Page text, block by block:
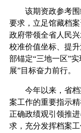
该期资政参考
要求，立足馆藏档
政府带领全省人民
校准价值坐标、提
部锚定“三地一区”
展”目标奋力前行。
今年以来，省
案工作的重要指示
正确政绩观引领推
求，充分发挥档案